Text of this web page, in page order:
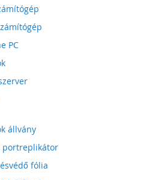
PC
állvány
portreplikátor
fólia